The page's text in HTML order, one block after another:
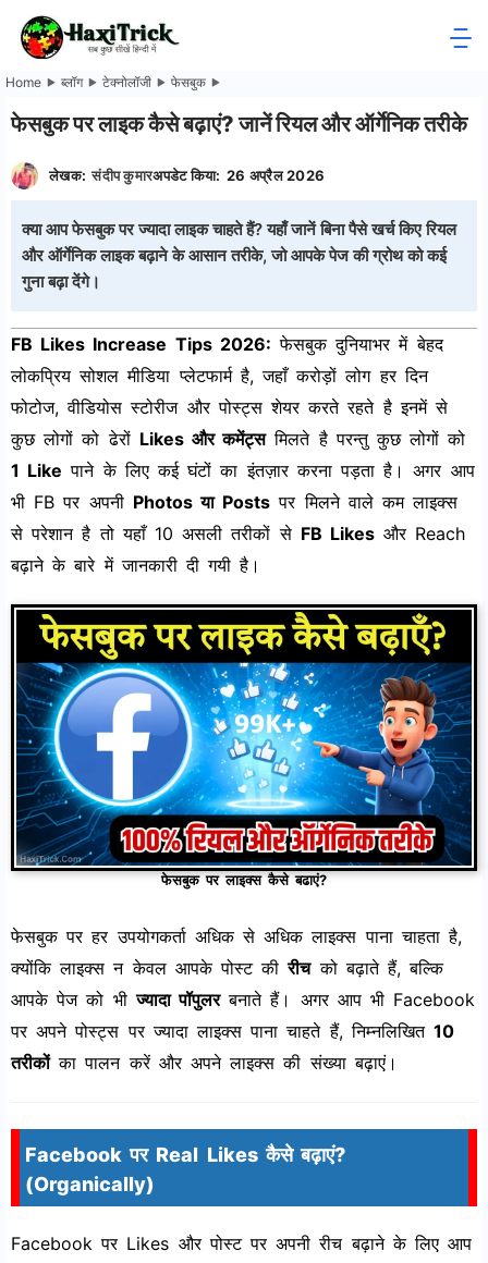
Skip
-
सब
कुछ
जाने
हिंदी
में
Home ब्लॉग टेक्नोलॉजी फेसबुक
फेसबुक पर लाइक कैसे बढ़ाएं? जानें रियल और ऑर्गेनिक तरीके
लेखक: संदीप कुमारअपडेट किया: 26 अप्रैल 2026
क्या आप फेसबुक पर ज्यादा लाइक चाहते हैं? यहाँ जानें बिना पैसे खर्च किए रियल
और ऑर्गेनिक लाइक बढ़ाने के आसान तरीके, जो आपके पेज की ग्रोथ को कई
गुना बढ़ा देंगे।
FB Likes Increase Tips 2026: फेसबुक दुनियाभर में बेहद
लोकप्रिय सोशल मीडिया प्लेटफार्म है, जहाँ करोड़ों लोग हर दिन
फोटोज, वीडियोस स्टोरीज और पोस्ट्स शेयर करते रहते है इनमें से
कुछ लोगों को ढेरों Likes और कमेंट्समिलते है परन्तु कुछ लोगों को
1 Like पाने के लिए कई घंटों का इंतज़ार करना पड़ता है। अगर आप
भी FB पर अपनी Photos या Posts पर मिलने वाले कम लाइक्स
से परेशान है तो यहाँ 10 असली तरीकों से FB Likes और Reach
बढ़ाने के बारे में जानकारी दी गयी है।
फेसबुक पर लाइक्स कैसे बढाएं?
फेसबुक पर हर उपयोगकर्ता अधिक से अधिक लाइक्स पाना चाहता है,
क्योंकि लाइक्स न केवल आपके पोस्ट कीरीचको बढ़ाते हैं, बल्कि
आपके पेज को भीज्यादा पॉपुलरबनाते हैं। अगर आप भी Facebook
पर अपने पोस्ट्स पर ज्यादा लाइक्स पाना चाहते हैं, निम्नलिखित10
तरीकोंका पालन करें और अपने लाइक्स की संख्या बढ़ाएं।
Facebook पर Real Likes कैसे बढ़ाएं?
(Organically)
Facebook पर Likes और पोस्ट पर अपनी रीच बढ़ाने के लिए आप